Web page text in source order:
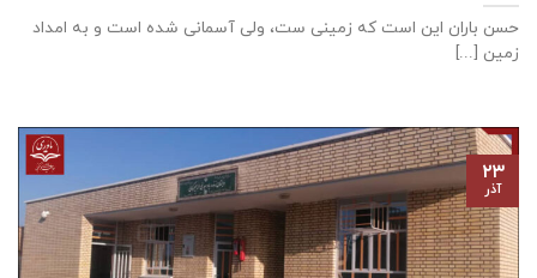
حسن باران این است که زمینی ست، ولی آسمانی شده است و به امداد
زمین [...]
۲۳
آذر